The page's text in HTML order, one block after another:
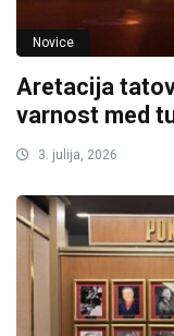
Novice
Aretacija
varnost med
3. julija, 2026